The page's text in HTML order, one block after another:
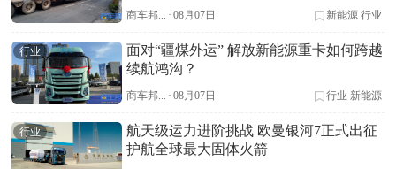
商车邦... · 08月07日 新能源 行业
行业
面对“疆煤外运” 解放新能源重卡如何跨越
续航鸿沟？
商车邦... · 08月07日 行业 新能源
行业
航天级运力进阶挑战 欧曼银河7正式出征
护航全球最大固体火箭